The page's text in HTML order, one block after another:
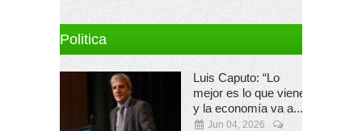
Politica
Luis Caputo: “Lo
mejor es lo que viene
y la economía va a...
Jun 04, 2026